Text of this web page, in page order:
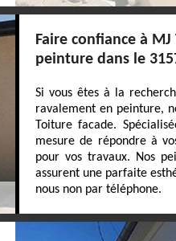
Faire confiance à
peinture dans le
Si vous êtes à la
ravalement en peinture,
Toiture facade.
mesure de répondre à
pour vos travaux. Nos
assurent une parfaite
nous non par téléphone.